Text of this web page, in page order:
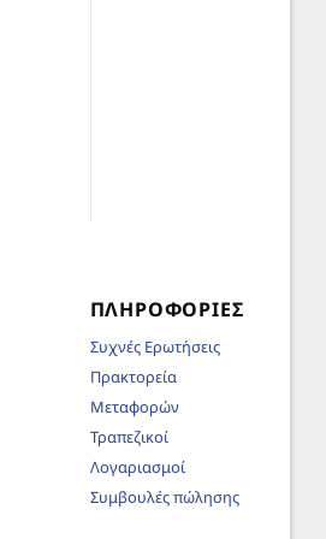
ΠΛΗΡΟΦΟΡΊΕΣ
Συχνές Ερωτήσεις
Πρακτορεία
Μεταφορών
Τραπεζικοί
Λογαριασμοί
Συμβουλές πώλησης